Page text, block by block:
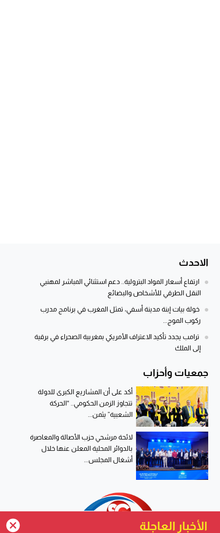
الاحدث
ارتفاع أسعار المواد البترولية.. دعم استثنائي المباشر لمهنيي
النقل الطرقي للأشخاص والبضائع
خولة بيات إبنة مدينة أسفي، تمثل المغرب في برنامج مدرب
ركوب الموج...
ترامب يجدد تأكيد الاعتراف الأمريكي بمغربية الصحراء في برقية
إلى الملك
جمعيات وأحزاب
أكد على أن المشاريع الكبرى للدولة
تتجاوز الزمن الحكومي.. “الحركة
الشعبية” يثمن...
لائحة مرشحي حزب الأصالة والمعاصرة
بالدوائر المحلية المعلن عنها خلال
أشغال المجلس...
الأخبار العاجلة